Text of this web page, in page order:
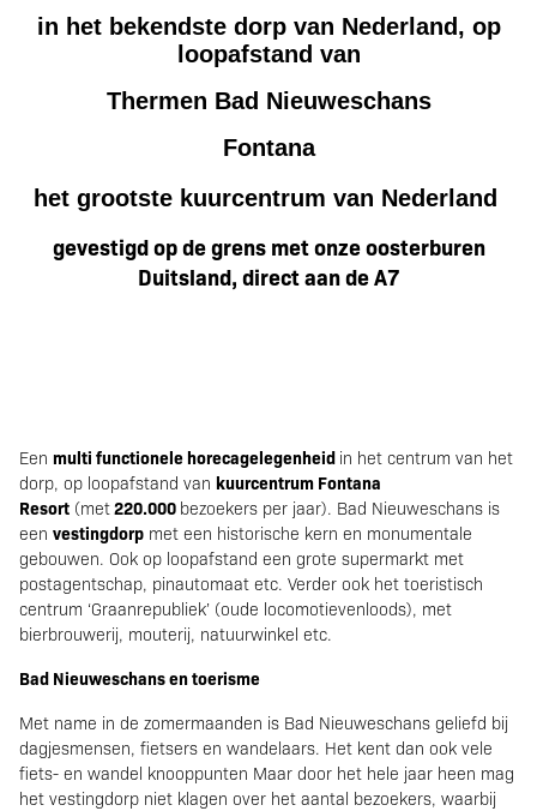
in het bekendste dorp van Nederland, op
loopafstand van
Thermen Bad Nieuweschans
Fontana
het grootste kuurcentrum van Nederland
gevestigd op de grens met onze oosterburen
Duitsland, direct aan de A7
Een multi functionele horecagelegenheid in het centrum van het
dorp, op loopafstand van kuurcentrum Fontana
Resort (met220.000 bezoekers per jaar). Bad Nieuweschans is
een vestingdorp met een historische kern en monumentale
gebouwen. Ook op loopafstand een grote supermarkt met
postagentschap, pinautomaat etc. Verder ook het toeristisch
centrum ‘Graanrepubliek’ (oude locomotievenloods), met
bierbrouwerij, mouterij, natuurwinkel etc.
Bad Nieuweschans en toerisme
Met name in de zomermaanden is Bad Nieuweschans geliefd bij
dagjesmensen, fietsers en wandelaars. Het kent dan ook vele
fiets- en wandel knooppunten Maar door het hele jaar heen mag
het vestingdorp niet klagen over het aantal bezoekers, waarbij